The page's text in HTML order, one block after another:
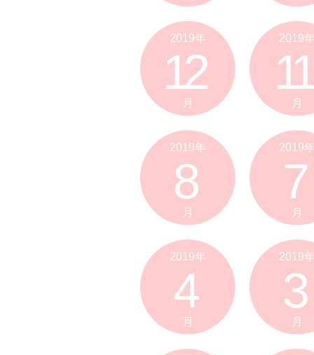
2019年
12
月
2019
11
月
2019年
8
月
2019
7
月
2019年
4
月
2019
3
月